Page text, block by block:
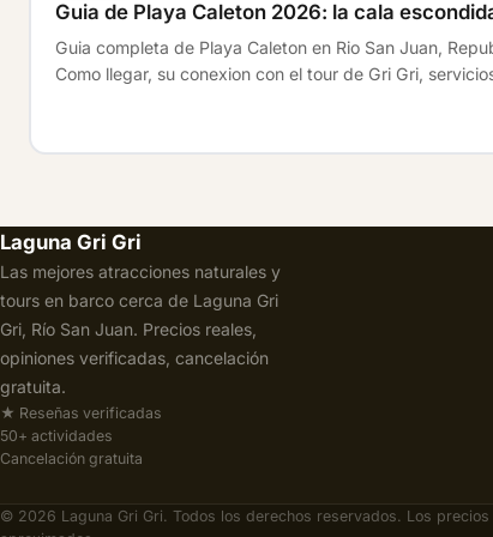
Guia de Playa Caleton 2026: la cala
Guia completa de Playa Caleton en Rio San Juan,
Como llegar, su conexion con el tour de Gri Gri,
Laguna Gri Gri
Las mejores atracciones naturales y
tours en barco cerca de Laguna Gri
Gri, Río San Juan. Precios reales,
opiniones verificadas, cancelación
gratuita.
★ Reseñas verificadas
50+ actividades
Cancelación gratuita
© 2026 Laguna Gri Gri. Todos los derechos reservados. Los